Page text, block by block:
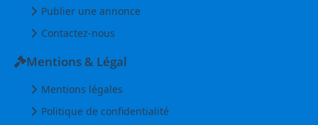
Publier une annonce
Contactez-nous
Mentions & Légal
Mentions légales
Politique de confidentialité